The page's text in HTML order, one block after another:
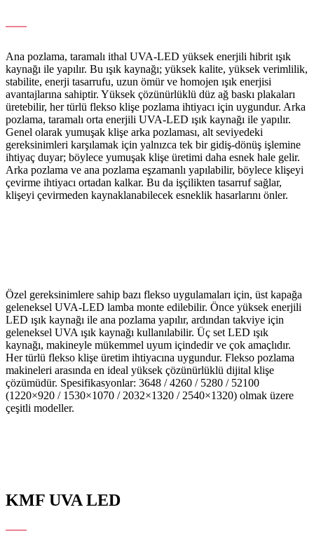
Ana pozlama, taramalı ithal UVA-LED yüksek enerjili hibrit ışık
kaynağı ile yapılır. Bu ışık kaynağı; yüksek kalite, yüksek verimlilik,
stabilite, enerji tasarrufu, uzun ömür ve homojen ışık enerjisi
avantajlarına sahiptir. Yüksek çözünürlüklü düz ağ baskı plakaları
üretebilir, her türlü flekso klişe pozlama ihtiyacı için uygundur. Arka
pozlama, taramalı orta enerjili UVA-LED ışık kaynağı ile yapılır.
Genel olarak yumuşak klişe arka pozlaması, alt seviyedeki
gereksinimleri karşılamak için yalnızca tek bir gidiş-dönüş işlemine
ihtiyaç duyar; böylece yumuşak klişe üretimi daha esnek hale gelir.
Arka pozlama ve ana pozlama eşzamanlı yapılabilir, böylece klişeyi
çevirme ihtiyacı ortadan kalkar. Bu da işçilikten tasarruf sağlar,
klişeyi çevirmeden kaynaklanabilecek esneklik hasarlarını önler.
Özel gereksinimlere sahip bazı flekso uygulamaları için, üst kapağa
geleneksel UVA-LED lamba monte edilebilir. Önce yüksek enerjili
LED ışık kaynağı ile ana pozlama yapılır, ardından takviye için
geleneksel UVA ışık kaynağı kullanılabilir. Üç set LED ışık
kaynağı, makineyle mükemmel uyum içindedir ve çok amaçlıdır.
Her türlü flekso klişe üretim ihtiyacına uygundur. Flekso pozlama
makineleri arasında en ideal yüksek çözünürlüklü dijital klişe
çözümüdür. Spesifikasyonlar: 3648 / 4260 / 5280 / 52100
(1220×920 / 1530×1070 / 2032×1320 / 2540×1320) olmak üzere
çeşitli modeller.
KMF UVA LED